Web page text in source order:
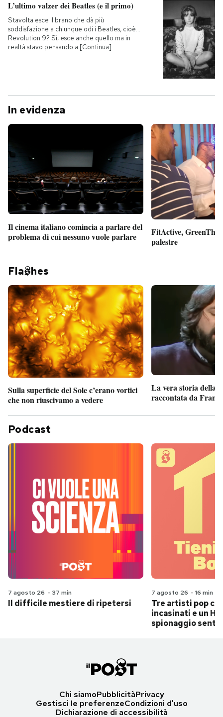
AREA PERSONALE
Entra
L’ultimo valzer dei Beatles (e il primo)
Stavolta esce il brano che dà più
soddisfazione a chiunque odi i Beatles, cioè...
Revolution 9? Sì, esce anche quello ma in
realtà stavo pensando a [Continua]
In evidenza
Il cinema italiano comincia a parlare del
problema di cui nessuno vuole parlare
FitActive,
palestre
Fla hes
Sulla superficie del Sole c’erano vortici
che non riuscivamo a vedere
La vera storia della
raccontata da
Podcast
7 agosto 26 - 37 min
Il difficile mestiere di ripetersi
7 agosto 26 - 16 min
Tre artisti pop
incasinati e un
spionaggio
Chi siamoPubblicitàPrivacy
Gestisci le preferenzeCondizioni d'uso
Dichiarazione di accessibilità